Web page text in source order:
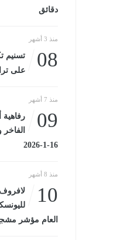
دقائق
منذ 3 أشهر
08
تسنيم
على
منذ 7 أشهر
09
رفاهية
16-1-2026
منذ 8 أشهر
10
العام مؤشر